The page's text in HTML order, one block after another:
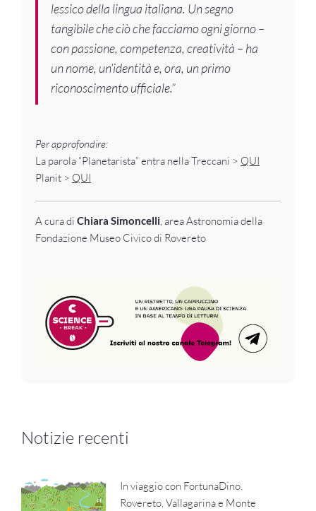
lessico della lingua italiana. Un segno
tangibile che ciò che facciamo ogni giorno –
con passione, competenza, creatività – ha
un nome, un’identità e, ora, un primo
riconoscimento ufficiale.”
Per approfondire:
La parola “Planetarista” entra nella Treccani > QUI
Planit > QUI
A cura di Chiara Simoncelli, area Astronomia della
Fondazione Museo Civico di Rovereto
Notizie recenti
In viaggio con FortunaDino.
Rovereto, Vallagarina e Monte